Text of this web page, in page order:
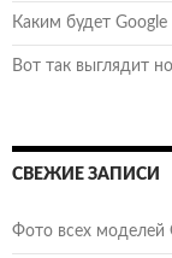
Каким будет
Вот так выглядит
СВЕЖИЕ ЗАПИСИ
Фото всех моделей